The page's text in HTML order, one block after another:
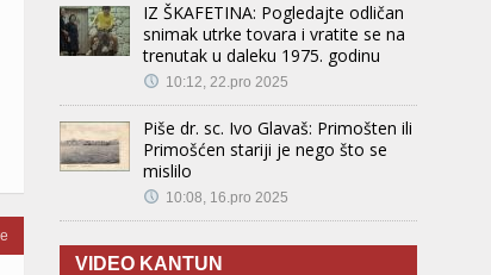
IZ ŠKAFETINA: Pogledajte odličan
snimak utrke tovara i vratite se na
trenutak u daleku 1975. godinu
10:12, 22.pro 2025
Piše dr. sc. Ivo Glavaš: Primošten ili
Primošćen stariji je nego što se
mislilo
10:08, 16.pro 2025
VIDEO KANTUN